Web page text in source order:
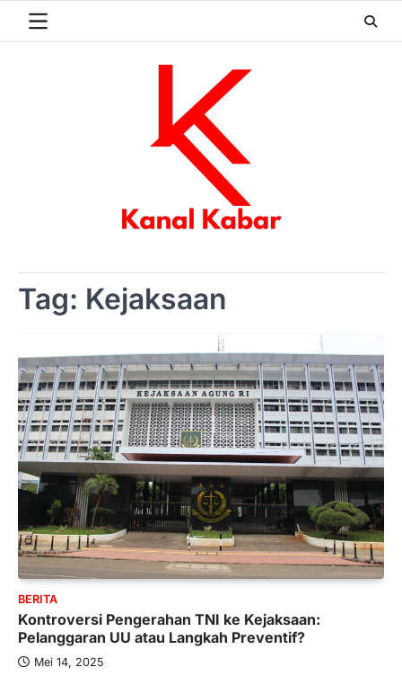
Tag: Kejaksaan
BERITA
Kontroversi Pengerahan TNI ke Kejaksaan:
Pelanggaran UU atau Langkah Preventif?
Mei 14, 2025